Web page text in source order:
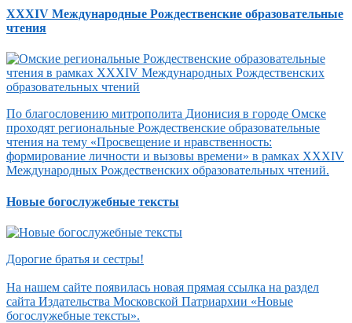
XXXIV Международные Рождественские образовательные
чтения
По благословению митрополита Дионисия в городе Омске
проходят региональные Рождественские образовательные
чтения на тему «Просвещение и нравственность:
формирование личности и вызовы времени» в рамках XXXIV
Международных Рождественских образовательных чтений.
Новые богослужебные тексты
Дорогие братья и сестры!
На нашем сайте появилась новая прямая ссылка на раздел
сайта Издательства Московской Патриархии «Новые
богослужебные тексты».